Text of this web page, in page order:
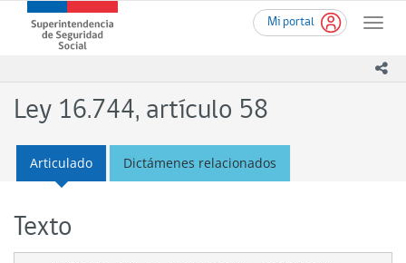
contenido
Mi portal
Toggle
Superintendencia
de
(SUSESO)
-
de
Chile
Ley 16.744, artículo 58
Articulado Dictámenes relacionados
Texto